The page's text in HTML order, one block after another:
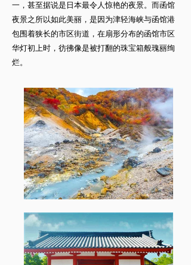
一，甚至据说是日本最令人惊艳的夜景。而函馆
夜景之所以如此美丽，是因为津轻海峡与函馆港
包围着狭长的市区街道，在扇形分布的函馆市区
华灯初上时，彷彿像是被打翻的珠宝箱般瑰丽绚
烂。